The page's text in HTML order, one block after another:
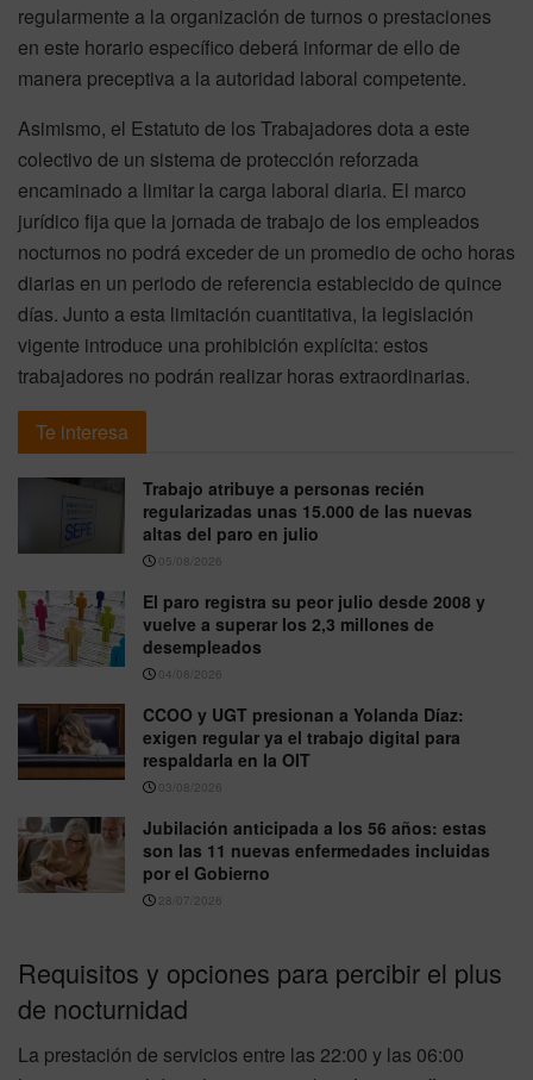
regularmente a la organización de turnos o prestaciones
en este horario específico deberá informar de ello de
manera preceptiva a la autoridad laboral competente.
Asimismo, el Estatuto de los Trabajadores dota a este
colectivo de un sistema de protección reforzada
encaminado a limitar la carga laboral diaria. El marco
jurídico fija que la jornada de trabajo de los empleados
nocturnos no podrá exceder de un promedio de ocho horas
diarias en un periodo de referencia establecido de quince
días. Junto a esta limitación cuantitativa, la legislación
vigente introduce una prohibición explícita: estos
trabajadores no podrán realizar horas extraordinarias.
Te interesa
Trabajo atribuye a personas recién
regularizadas unas 15.000 de las nuevas
altas del paro en julio
05/08/2026
El paro registra su peor julio desde 2008 y
vuelve a superar los 2,3 millones de
desempleados
04/08/2026
CCOO y UGT presionan a Yolanda Díaz:
exigen regular ya el trabajo digital para
respaldarla en la OIT
03/08/2026
Jubilación anticipada a los 56 años: estas
son las 11 nuevas enfermedades incluidas
por el Gobierno
28/07/2026
Requisitos y opciones para percibir el plus
de nocturnidad
La prestación de servicios entre las 22:00 y las 06:00